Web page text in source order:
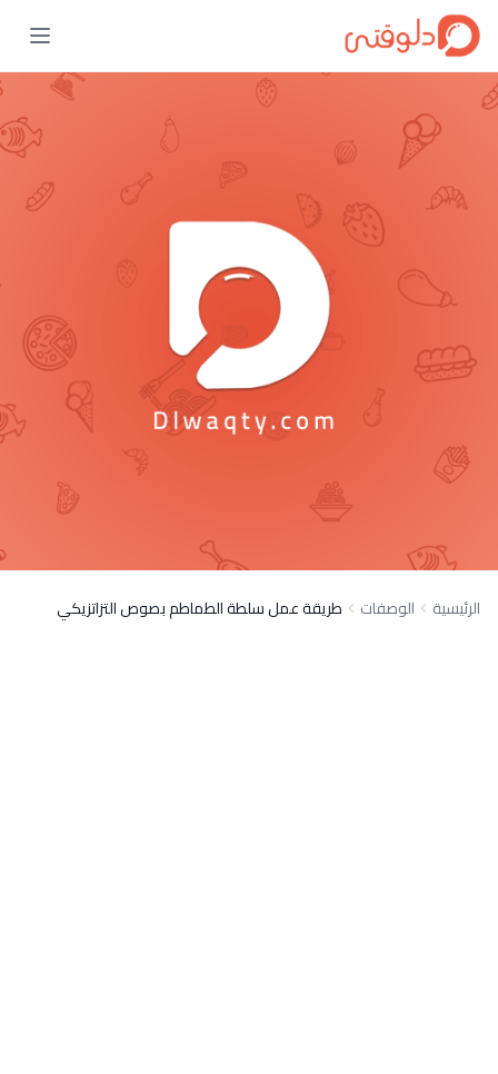
الرئيسية الوصفات طريقة عمل سلطة الطماطم بصوص التزاتزيكي